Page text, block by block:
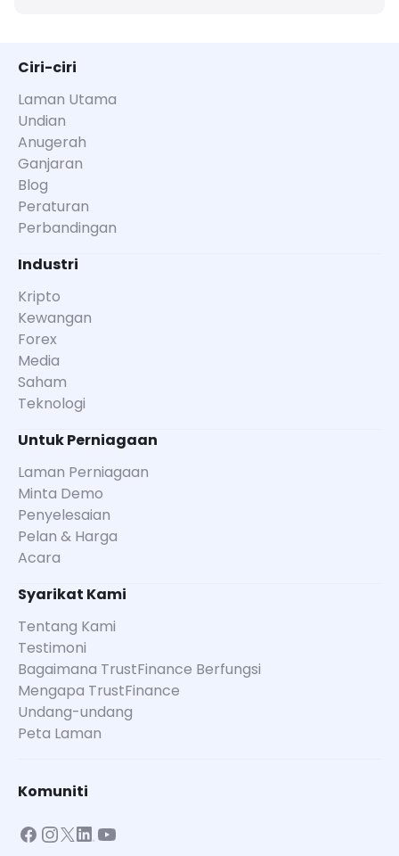
Ciri-ciri
Laman Utama
Undian
Anugerah
Ganjaran
Blog
Peraturan
Perbandingan
Industri
Kripto
Kewangan
Forex
Media
Saham
Teknologi
Untuk Perniagaan
Laman Perniagaan
Minta Demo
Penyelesaian
Pelan & Harga
Acara
Syarikat Kami
Tentang Kami
Testimoni
Bagaimana TrustFinance Berfungsi
Mengapa TrustFinance
Undang-undang
Peta Laman
Komuniti